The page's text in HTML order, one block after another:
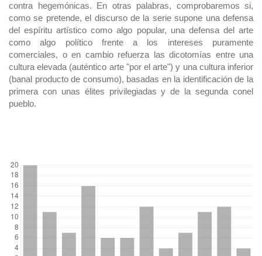
contra hegemónicas. En otras palabras, comprobaremos si,
como se pretende, el discurso de la serie supone una defensa
del espíritu artístico como algo popular, una defensa del arte
como algo político frente a los intereses puramente
comerciales, o en cambio refuerza las dicotomías entre una
cultura elevada (auténtico arte "por el arte") y una cultura inferior
(banal producto de consumo), basadas en la identificación de la
primera con unas élites privilegiadas y de la segunda conel
pueblo.